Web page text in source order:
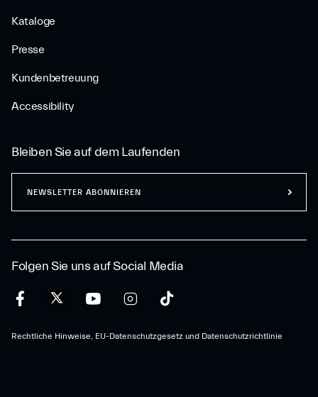
Kataloge
Presse
Kundenbetreuung
Accessibility
Folgen Sie uns auf Social Media
Rechtliche Hinweise, EU-Datenschutzgesetz und Datenschutzrichtlinie
Bleiben Sie auf dem Laufenden
NEWSLETTER ABONNIEREN